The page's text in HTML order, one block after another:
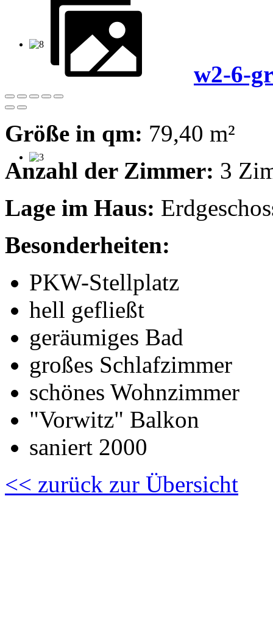
w2-6-
Größe in qm: 79,40 m²
Anzahl der Zimmer: 3
Lage im Haus:
Besonderheiten:
PKW-Stellplatz
hell gefließt
geräumiges Bad
großes Schlafzimmer
schönes Wohnzimmer
"Vorwitz" Balkon
saniert 2000
<< zurück zur Übersicht